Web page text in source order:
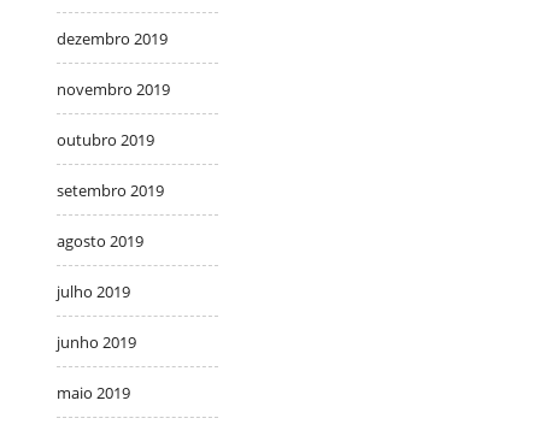
dezembro 2019
novembro 2019
outubro 2019
setembro 2019
agosto 2019
julho 2019
junho 2019
maio 2019